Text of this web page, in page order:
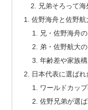
兄弟そろって
佐野海舟と佐野
兄・佐野海舟
弟・佐野航大
年齢差や家族
日本代表に選ば
ワールドカッ
佐野兄弟が選